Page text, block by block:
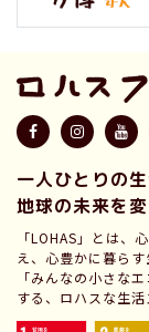
一人ひとりの
地球の未来を
「LOHAS」とは、
え、心豊かに暮ら
「みんなの小さな
する、ロハスな生